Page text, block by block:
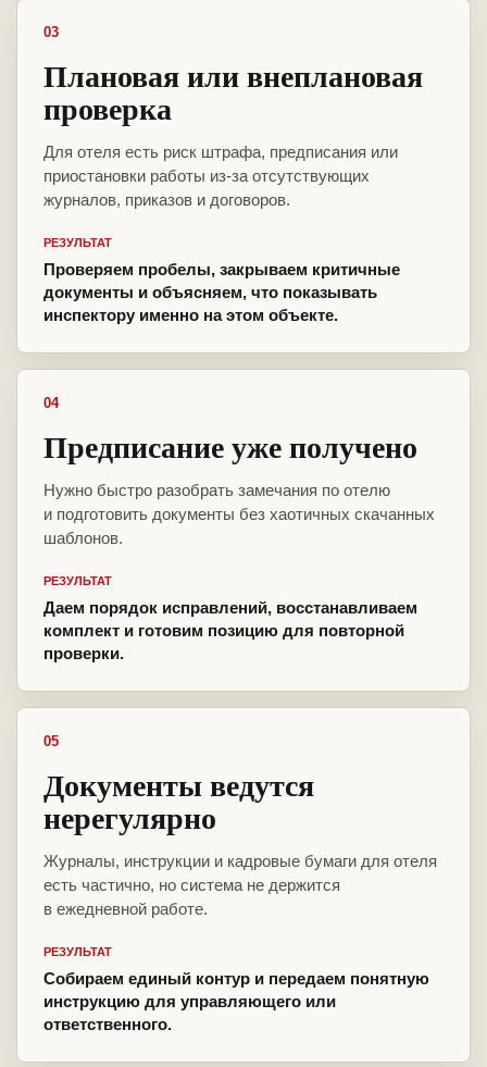
03
Плановая или внеплановая
проверка
Для отеля есть риск штрафа, предписания или
приостановки работы из-за отсутствующих
журналов, приказов и договоров.
РЕЗУЛЬТАТ
Проверяем пробелы, закрываем критичные
документы и объясняем, что показывать
инспектору именно на этом объекте.
04
Предписание уже получено
Нужно быстро разобрать замечания по отелю
и подготовить документы без хаотичных скачанных
шаблонов.
РЕЗУЛЬТАТ
Даем порядок исправлений, восстанавливаем
комплект и готовим позицию для повторной
проверки.
05
Документы ведутся
нерегулярно
Журналы, инструкции и кадровые бумаги для отеля
есть частично, но система не держится
в ежедневной работе.
РЕЗУЛЬТАТ
Собираем единый контур и передаем понятную
инструкцию для управляющего или
ответственного.